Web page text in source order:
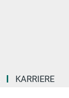
KARRIERE